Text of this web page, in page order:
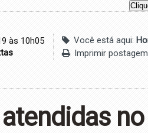
às 10h05
Você está aqui:
Imprimir postagem